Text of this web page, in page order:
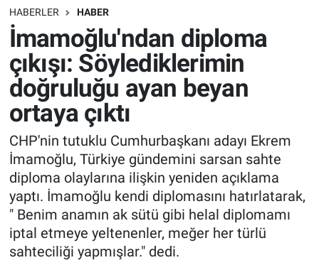
HABERLER HABER
İmamoğlu'ndan diploma
çıkışı: Söylediklerimin
doğruluğu ayan beyan
ortaya çıktı
CHP'nin tutuklu Cumhurbaşkanı adayı Ekrem
İmamoğlu, Türkiye gündemini sarsan sahte
diploma olaylarına ilişkin yeniden açıklama
yaptı. İmamoğlu kendi diplomasını hatırlatarak,
" Benim anamın ak sütü gibi helal diplomamı
iptal etmeye yeltenenler, meğer her türlü
sahteciliği yapmışlar." dedi.
Bilim turu
Bilim ve Teknoloji Evreni
Doğa Konuşuyor
Dünya
Ege Saati
Ege'den Esintiler
Eğitim
Dünya
Teknoloji
Sağlık
Spor
Yayın Akışı
İletişim
Trafik Durumu
Süper Lig Puan Durumu ve Fikstür
Tüm Manşetler
Son Dakika Haberleri
Haber Arşivi